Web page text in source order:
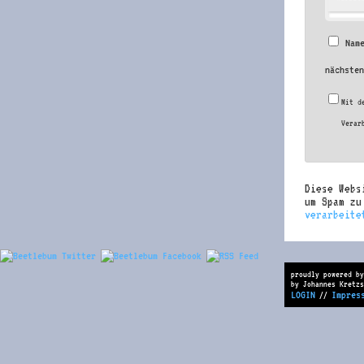
Mit
Diese
um Spam
proudly powered
by Johannes
LOGIN //